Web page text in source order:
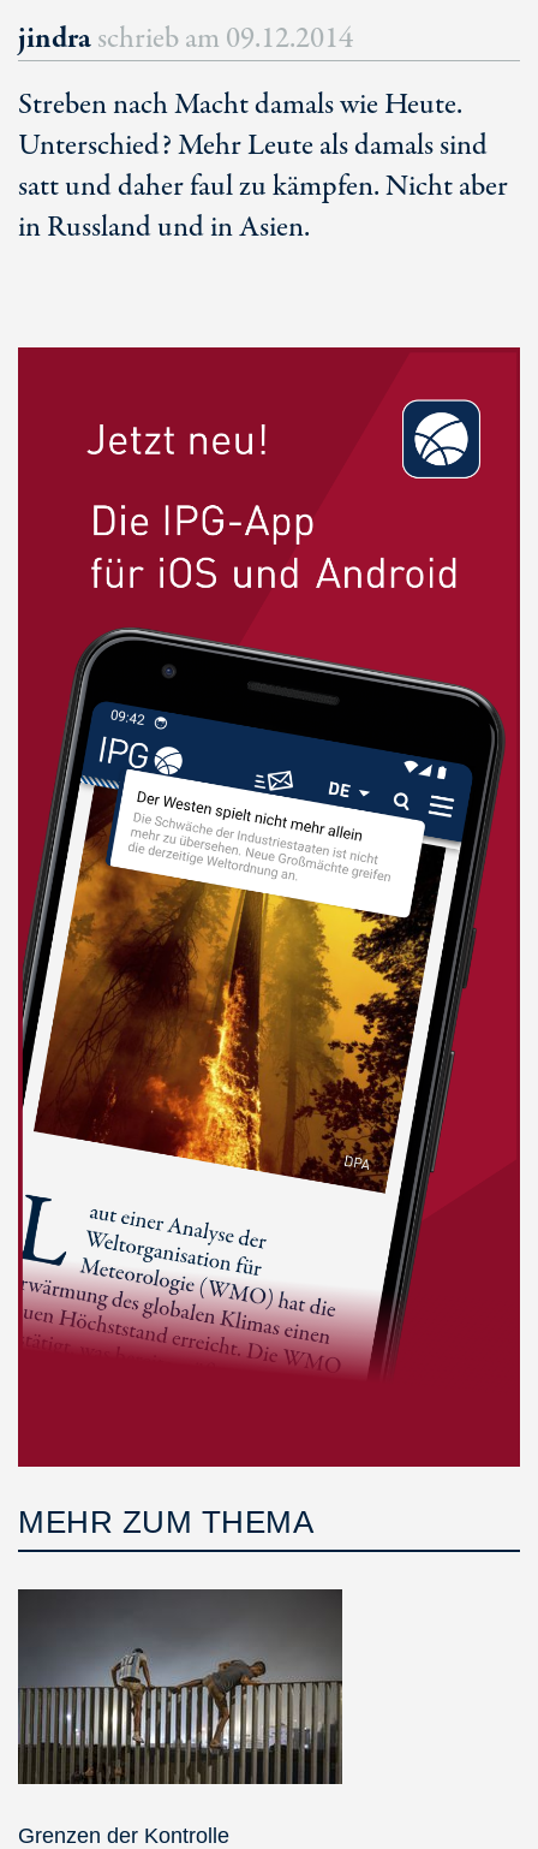
jindraschrieb am 09.12.2014
Streben nach Macht damals wie Heute.
Unterschied? Mehr Leute als damals sind
satt und daher faul zu kämpfen. Nicht aber
in Russland und in Asien.
MEHR ZUM THEMA
Grenzen der Kontrolle